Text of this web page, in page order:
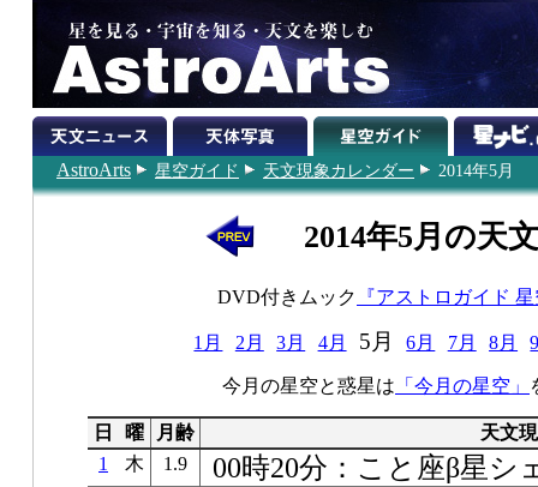
AstroArts 星空ガイド 天文現象カレンダー 2014年5月
2014年5月の天
DVD付きムック 『アストロガイド
1月 2月 3月 4月 5月 6月 7月 8月
今月の星空と惑星は 「今月の星空」
日 曜 月齢
天文
1
木 1.9 00時20分：こと座β星シ